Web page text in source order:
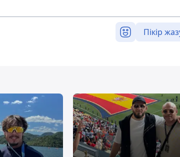
Пікір